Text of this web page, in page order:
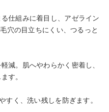
仕組みに着目し、アゼライン
穴の目立ちにくい、つるっと
減。肌へやわらかく密着し、
す。
く、洗い残しを防ぎます。